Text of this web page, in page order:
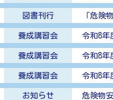
図書刊行 「危険
養成講習会 令和8年
養成講習会 令和8年
養成講習会 令和8年
お知らせ 危険物